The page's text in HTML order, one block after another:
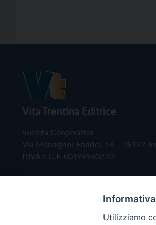
Vita Trentina Editrice
Società Cooperativa
Via Monsignor Endrici, 14 – 38122
P.IVA e C.F. 00199960220
Informativa
Utilizziamo